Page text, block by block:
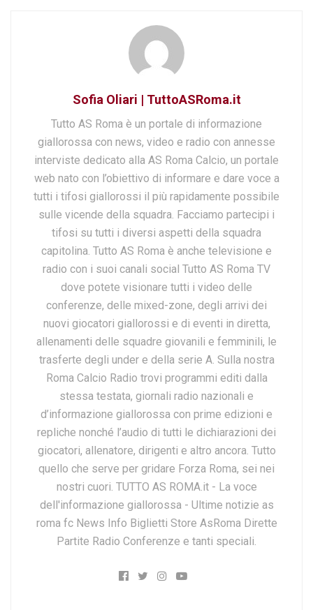
Sofia Oliari | TuttoASRoma.it
Tutto AS Roma è un portale di informazione
giallorossa con news, video e radio con annesse
interviste dedicato alla AS Roma Calcio, un portale
web nato con l’obiettivo di informare e dare voce a
tutti i tifosi giallorossi il più rapidamente possibile
sulle vicende della squadra. Facciamo partecipi i
tifosi su tutti i diversi aspetti della squadra
capitolina. Tutto AS Roma è anche televisione e
radio con i suoi canali social Tutto AS Roma TV
dove potete visionare tutti i video delle
conferenze, delle mixed-zone, degli arrivi dei
nuovi giocatori giallorossi e di eventi in diretta,
allenamenti delle squadre giovanili e femminili, le
trasferte degli under e della serie A. Sulla nostra
Roma Calcio Radio trovi programmi editi dalla
stessa testata, giornali radio nazionali e
d’informazione giallorossa con prime edizioni e
repliche nonché l’audio di tutti le dichiarazioni dei
giocatori, allenatore, dirigenti e altro ancora. Tutto
quello che serve per gridare Forza Roma, sei nei
nostri cuori. TUTTO AS ROMA.it - La voce
dell'informazione giallorossa - Ultime notizie as
roma fc News Info Biglietti Store AsRoma Dirette
Partite Radio Conferenze e tanti speciali.